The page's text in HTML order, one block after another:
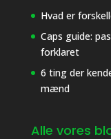
Hvad er
Caps guide:
forklaret
6 ting der
mænd
Alle vores